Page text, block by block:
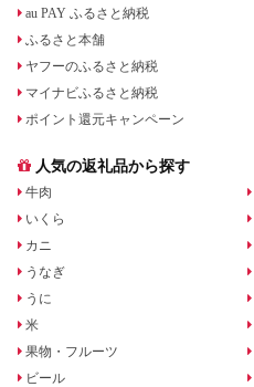
au PAY ふるさと納税
ふるさと本舗
ヤフーのふるさと納税
マイナビふるさと納税
ポイント還元キャンペーン
人気の返礼品から探す
牛肉
いくら
カニ
うなぎ
うに
米
果物・フルーツ
ビール